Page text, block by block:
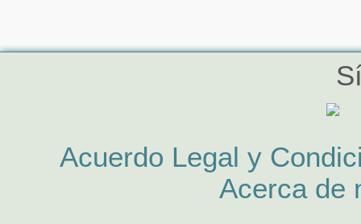
Acuerdo Legal y
Acerca de